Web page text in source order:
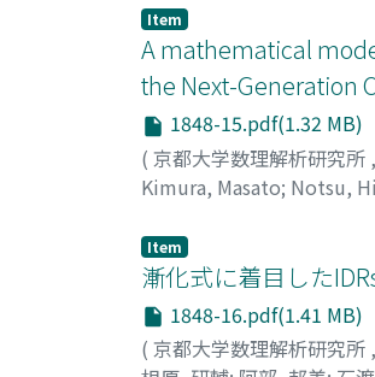
Item
A mathematical
the Next-Generation
1848-15.pdf(1.32 MB)
( 京都大学数理解析研究所 ,
Kimura, Masato; Notsu,
Item
漸化式に着目した
1848-16.pdf(1.41 MB)
( 京都大学数理解析研究所 ,